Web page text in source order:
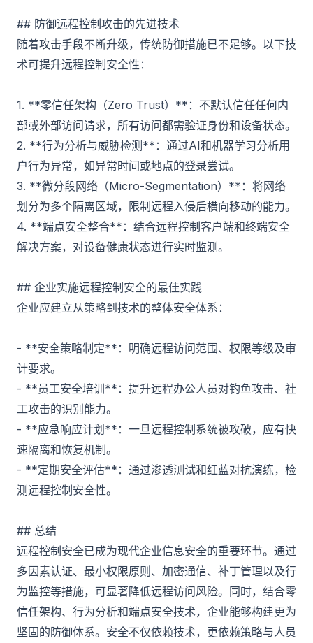
## 防御远程控制攻击的先进技术
随着攻击手段不断升级，传统防御措施已不足够。以下技
术可提升远程控制安全性：
1. **零信任架构（Zero Trust）**：不默认信任任何内
部或外部访问请求，所有访问都需验证身份和设备状态。
2. **行为分析与威胁检测**：通过AI和机器学习分析用
户行为异常，如异常时间或地点的登录尝试。
3. **微分段网络（Micro-Segmentation）**：将网络
划分为多个隔离区域，限制远程入侵后横向移动的能力。
4. **端点安全整合**：结合远程控制客户端和终端安全
解决方案，对设备健康状态进行实时监测。
## 企业实施远程控制安全的最佳实践
企业应建立从策略到技术的整体安全体系：
- **安全策略制定**：明确远程访问范围、权限等级及审
计要求。
- **员工安全培训**：提升远程办公人员对钓鱼攻击、社
工攻击的识别能力。
- **应急响应计划**：一旦远程控制系统被攻破，应有快
速隔离和恢复机制。
- **定期安全评估**：通过渗透测试和红蓝对抗演练，检
测远程控制安全性。
## 总结
远程控制安全已成为现代企业信息安全的重要环节。通过
多因素认证、最小权限原则、加密通信、补丁管理以及行
为监控等措施，可显著降低远程访问风险。同时，结合零
信任架构、行为分析和端点安全技术，企业能够构建更为
坚固的防御体系。安全不仅依赖技术，更依赖策略与人员